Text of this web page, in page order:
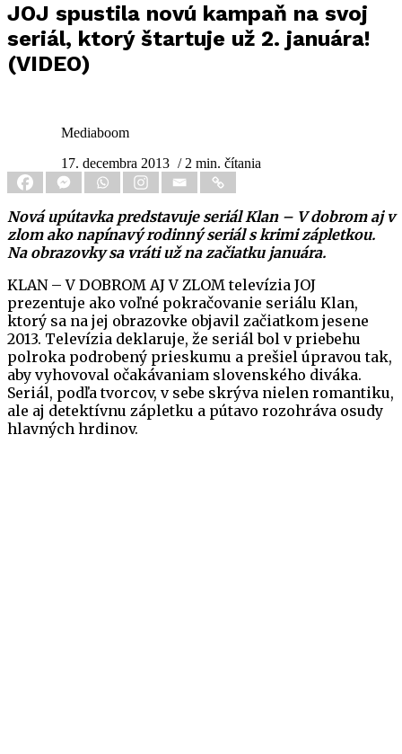
JOJ spustila novú kampaň na svoj
seriál, ktorý štartuje už 2. januára!
(VIDEO)
Mediaboom
17. decembra 2013 / 2 min. čítania
Nová upútavka predstavuje seriál Klan – V dobrom aj v
zlom ako napínavý rodinný seriál s krimi zápletkou.
Na obrazovky sa vráti už na začiatku januára.
KLAN – V DOBROM AJ V ZLOM televízia JOJ
prezentuje ako voľné pokračovanie seriálu Klan,
ktorý sa na jej obrazovke objavil začiatkom jesene
2013. Televízia deklaruje, že seriál bol v priebehu
polroka podrobený prieskumu a prešiel úpravou tak,
aby vyhovoval očakávaniam slovenského diváka.
Seriál, podľa tvorcov, v sebe skrýva nielen romantiku,
ale aj detektívnu zápletku a pútavo rozohráva osudy
hlavných hrdinov.